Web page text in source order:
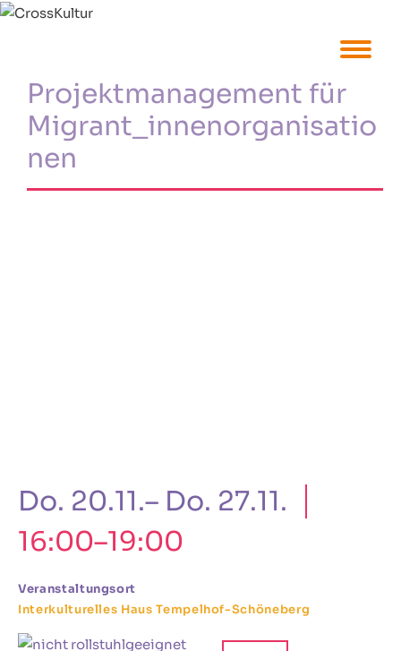
Projektmanagement für
Migrant_innenorganisatio
nen
Do. 20.11.– Do. 27.11.
16:00–19:00
Veranstaltungsort
Interkulturelles Haus Tempelhof-Schöneberg